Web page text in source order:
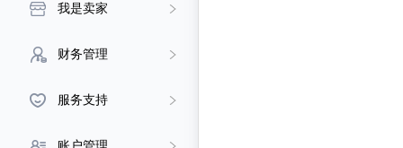
我是卖家
财务管理
服务支持